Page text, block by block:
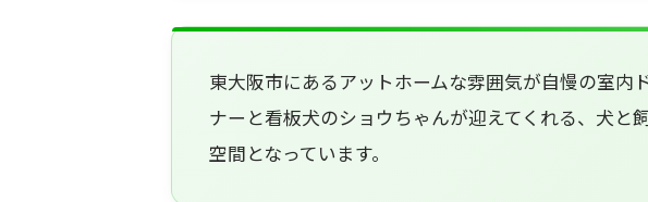
東大阪市にあるアットホームな雰囲気が自慢の室内
ナーと看板犬のショウちゃんが迎えてくれる、犬と
空間となっています。